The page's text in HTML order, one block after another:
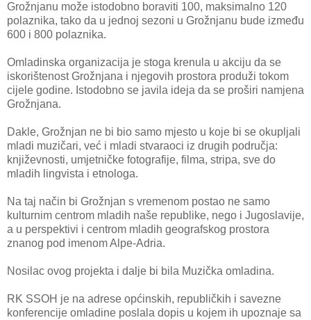
Grožnjanu može istodobno boraviti 100, maksimalno 120
polaznika, tako da u jednoj sezoni u Grožnjanu bude između
600 i 800 polaznika.
Omladinska organizacija je stoga krenula u akciju da se
iskorištenost Grožnjana i njegovih prostora produži tokom
cijele godine. Istodobno se javila ideja da se proširi namjena
Grožnjana.
Dakle, Grožnjan ne bi bio samo mjesto u koje bi se okupljali
mladi muzičari, već i mladi stvaraoci iz drugih područja:
književnosti, umjetničke fotografije, filma, stripa, sve do
mladih lingvista i etnologa.
Na taj način bi Grožnjan s vremenom postao ne samo
kulturnim centrom mladih naše republike, nego i Jugoslavije,
a u perspektivi i centrom mladih geografskog prostora
znanog pod imenom Alpe-Adria.
Nosilac ovog projekta i dalje bi bila Muzička omladina.
RK SSOH je na adrese općinskih, republičkih i savezne
konferencije omladine poslala dopis u kojem ih upoznaje sa